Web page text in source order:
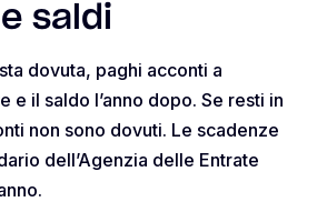
saldi
dovuta, paghi acconti a
e il saldo l’anno dopo. Se resti in
non sono dovuti. Le scadenze
dell’Agenzia delle Entrate